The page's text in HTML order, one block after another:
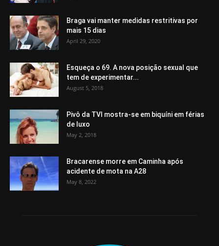
Braga vai manter medidas restritivas por
mais 15 dias
April 29, 2020
Esqueça o 69. A nova posição sexual que
tem de experimentar...
August 5, 2018
Pivô da TVI mostra-se em biquíni em férias
de luxo
May 2, 2018
Bracarense morre em Caminha após
acidente de mota na A28
May 8, 2022